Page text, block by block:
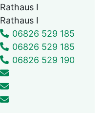
Rathaus I
Rathaus I
06826 529 185
06826 529 185
06826 529 190